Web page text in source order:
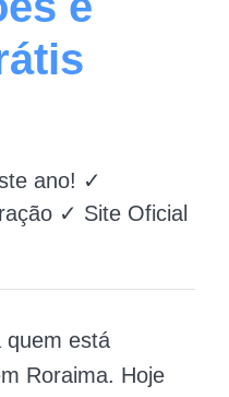
ano! ✓
✓ Site Oficial
quem está
Roraima. Hoje